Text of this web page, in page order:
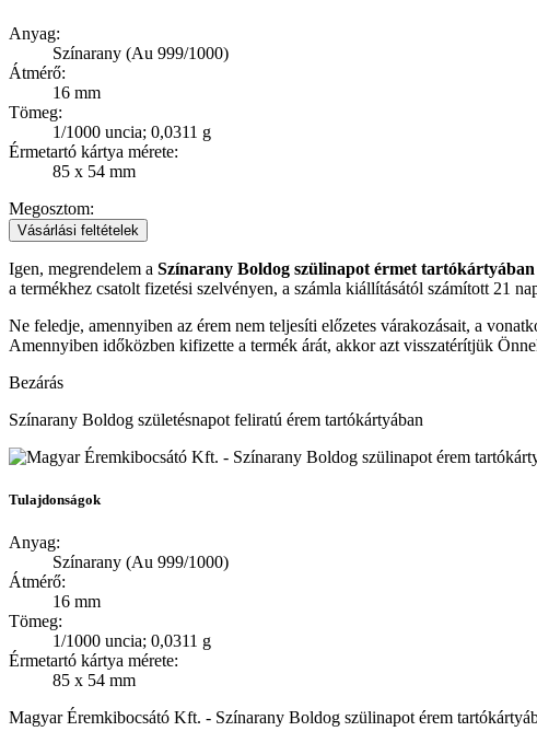
Anyag:
Színarany (Au 999/1000)
Átmérő:
16 mm
Tömeg:
1/1000 uncia; 0,0311 g
Érmetartó kártya mérete:
85 x 54 mm
Megosztom:
Vásárlási feltételek
Igen, megrendelem a Színarany Boldog szülinapot érmet tartókártyában
a termékhez csatolt fizetési szelvényen, a számla kiállításától számított 21
Ne feledje, amennyiben az érem nem teljesíti előzetes várakozásait, a
Amennyiben időközben kifizette a termék árát, akkor azt visszatérítjük
Bezárás
Színarany Boldog születésnapot feliratú érem tartókártyában
Tulajdonságok
Anyag:
Színarany (Au 999/1000)
Átmérő:
16 mm
Tömeg:
1/1000 uncia; 0,0311 g
Érmetartó kártya mérete:
85 x 54 mm
Magyar Éremkibocsátó Kft. - Színarany Boldog szülinapot érem